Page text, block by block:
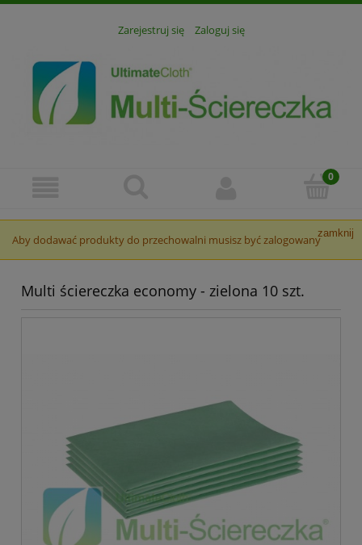
Zarejestruj się Zaloguj się
zamknij
Aby dodawać produkty do przechowalni musisz być zalogowany
Multi ściereczka economy - zielona 10 szt.